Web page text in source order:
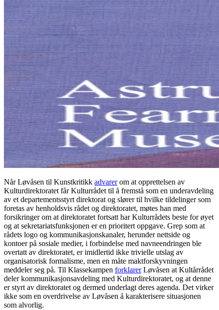
Når Løvåsen til Kunstkritikk advarerom at opprettelsen av
Kulturdirektoratet får Kulturrådet til å fremstå som en underavdeling
av et departementsstyrt direktorat og slører til hvilke tildelinger som
foretas av henholdsvis rådet og direktoratet, møtes han med
forsikringer om at direktoratet fortsatt har Kulturrådets beste for øyet
og at sekretariatsfunksjonen er en prioritert oppgave. Grep som at
rådets logo og kommunikasjonskanaler, herunder nettside og
kontoer på sosiale medier, i forbindelse med navneendringen ble
overtatt av direktoratet, er imidlertid ikke trivielle utslag av
organisatorisk formalisme, men en måte maktforskyvningen
meddeler seg på. Til Klassekampen forklarerLøvåsen at Kultårrådet
deler kommunikasjonsavdeling med Kulturdirektoratet, og at denne
er styrt av direktoratet og dermed underlagt deres agenda. Det virker
ikke som en overdrivelse av Løvåsen å karakterisere situasjonen
som alvorlig.